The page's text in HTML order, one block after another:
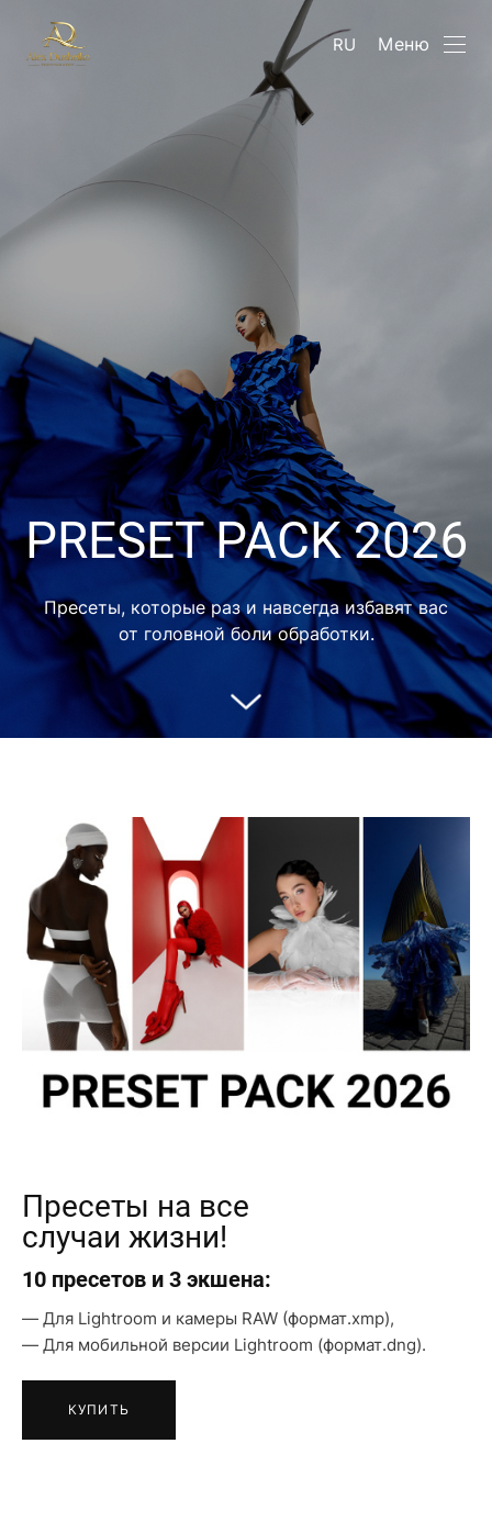
RU Меню
PRESET PACK 2026
Пресеты, которые раз и навсегда избавят вас
от головной боли обработки.
Пресеты на все
случаи жизни!
10 пресетов и 3 экшенa:
Для Lightroom и камеры RAW (формат.xmp),
Для мобильной версии Lightroom (формат.dng).
КУПИТЬ